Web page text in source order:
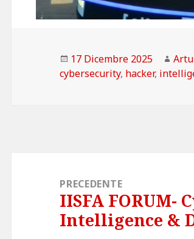
Scritto
il
17 Dicembre 2025
cybersecurity, hacker,
PRECEDENTE
Articolo
precedente:
IISFA
Intelligence &